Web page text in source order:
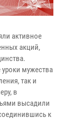
активное
акций,
мужества
так и
в
высадили
к